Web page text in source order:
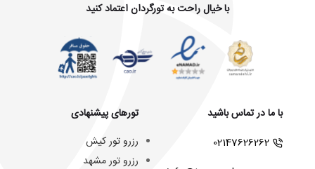
با خیال راحت به تورگردان اعتماد کنید
با ما در تماس باشید
02147626262
تورهای پیشنهادی
رزرو تور کیش
رزرو تور مشهد